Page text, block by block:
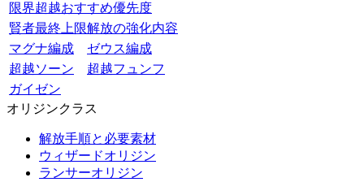
限界超越おすすめ優先度
賢者最終上限解放の強化内容
マグナ編成
ゼウス編成
超越ソーン
超越フュンフ
ガイゼン
オリジンクラス
解放手順と必要素材
ウィザードオリジン
ランサーオリジン